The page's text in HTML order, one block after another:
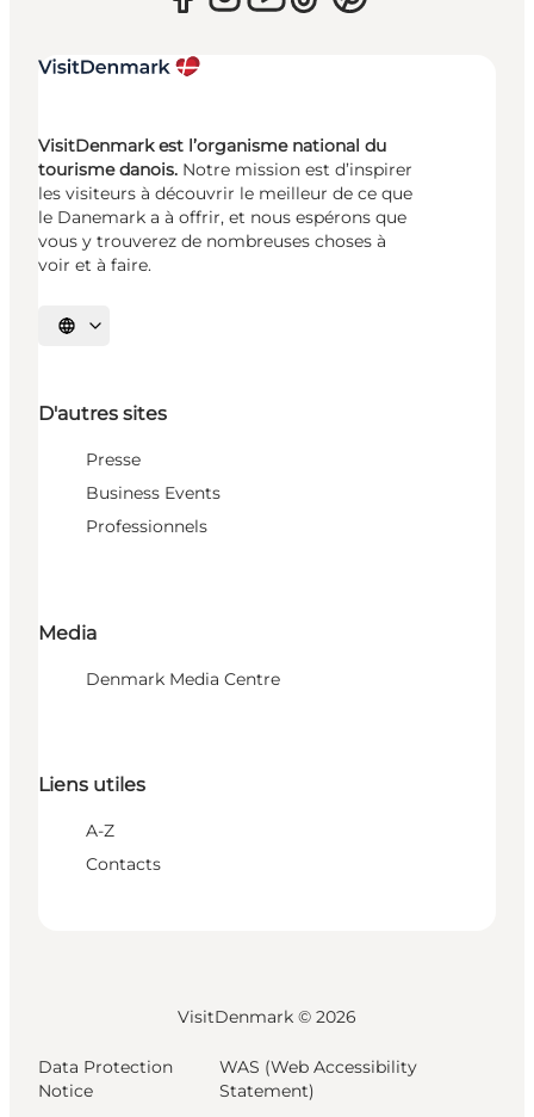
VisitDenmark est l’organisme national du
tourisme danois. Notre mission est d’inspirer
les visiteurs à découvrir le meilleur de ce que
le Danemark a à offrir, et nous espérons que
vous y trouverez de nombreuses choses à
voir et à faire.
Choisissez la langue
D'autres sites
Presse
Business Events
Professionnels
Media
Denmark Media Centre
Liens utiles
A-Z
Contacts
VisitDenmark © 2026
Data Protection
Notice
WAS (Web Accessibility
Statement)